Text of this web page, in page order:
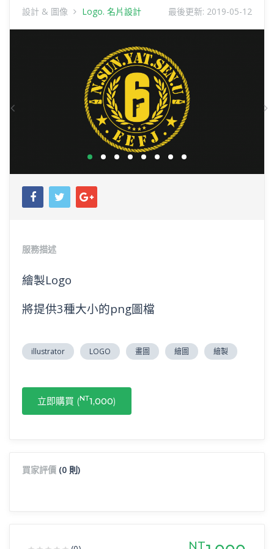
設計 & 圖像 Logo. 名片設計 最後更新: 2019-05-12
服務描述
繪製Logo
將提供3種大小的png圖檔
illustrator LOGO 畫圖 繪圖 繪製
立即購買 (NT1,000)
買家評價 (0 則)
NT